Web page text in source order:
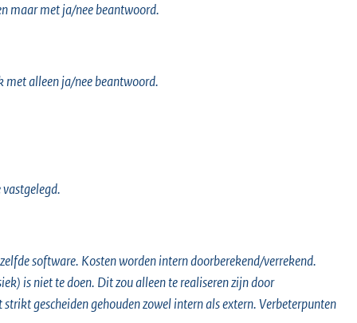
maar met ja/nee beantwoord.
met alleen ja/nee beantwoord.
software. Kosten worden intern doorberekend/verrekend.
is niet te doen. Dit zou alleen te realiseren zijn door
gescheiden gehouden zowel intern als extern. Verbeterpunten